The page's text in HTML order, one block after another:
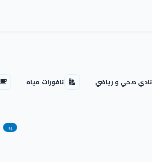
نادي صحي و رياضي نافورات مياه
14